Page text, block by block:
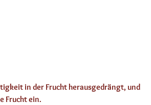
in der Frucht herausgedrängt, und
Frucht ein.